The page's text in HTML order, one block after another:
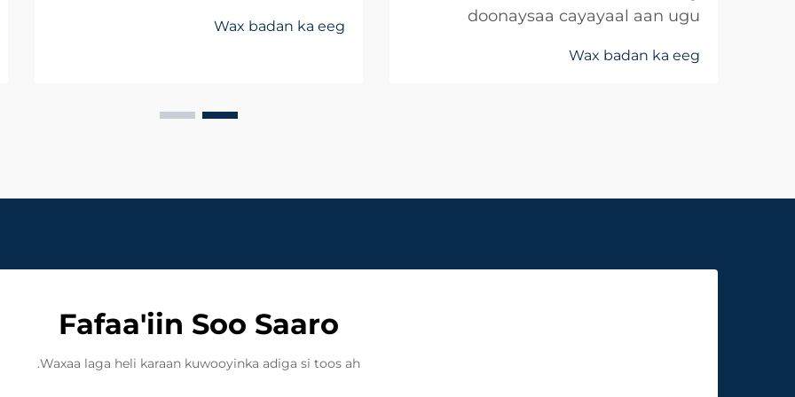
doonaysaa cayayaal aan ugu
anna waxay hagaajinaysaan
Wax badan ka eeg
jawiga adag iyadoo la ilaalinayo
Wax badan ka eeg
Fafaa'iin Soo Saaro
Waxaa laga heli karaan kuwooyinka adiga si toos ah.